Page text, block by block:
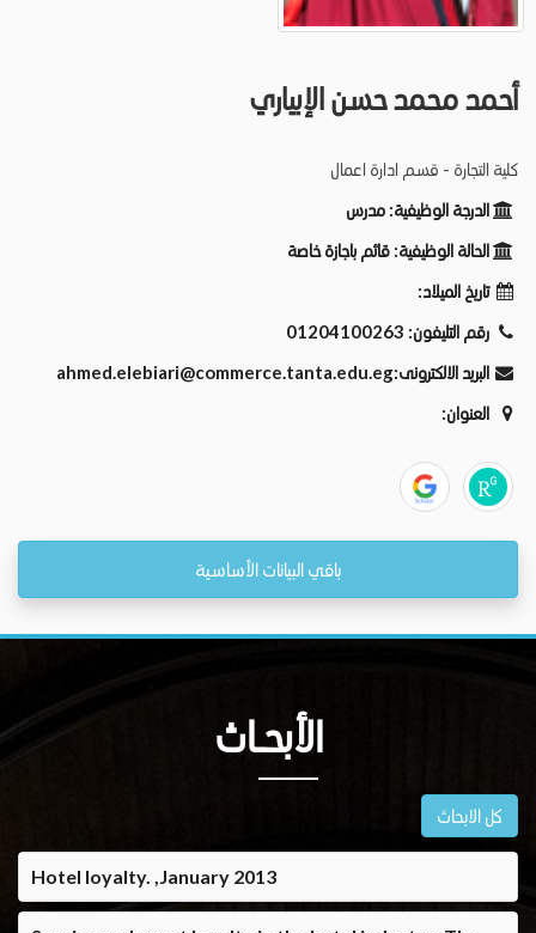
أحمد محمد حسن الإبياري
كلية التجارة - قسم ادارة اعمال
الدرجة الوظيفية: مدرس
الحالة الوظيفية: قائم باجازة خاصة
تاريخ الميلاد:
رقم التليفون: 01204100263
البريد الالكترونى:ahmed.elebiari@commerce.tanta.edu.eg
العنوان:
باقي البيانات الأساسية
الأبحــاث
كل الابحاث
Hotel loyalty. ,January 2013